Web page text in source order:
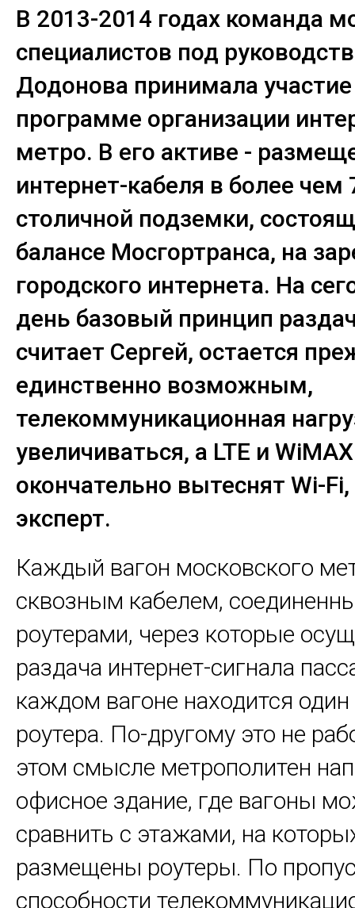
В 2013-2014 годах команда
специалистов под
Додонова принимала
программе организации
метро. В его активе -
интернет-кабеля в более чем
столичной подземки,
балансе Мосгортранса, на
городского интернета. На
день базовый принцип
считает Сергей, остается
единственно возможным,
телекоммуникационная
увеличиваться, а LTE и
окончательно вытеснят Wi-Fi,
эксперт.
Каждый вагон московского
сквозным кабелем,
роутерами, через которые
раздача интернет-сигнала
каждом вагоне находится
роутера. По-другому это не
этом смысле метрополитен
офисное здание, где вагоны
сравнить с этажами, на
размещены роутеры. По
способности